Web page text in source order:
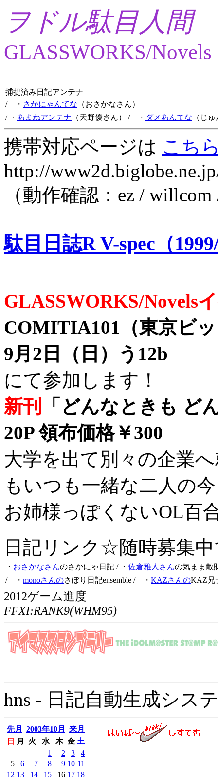
ヲドル駄目人間
GLASSWORKS/Novels
捕捉済み日記アンテナ
/ ・ さかにゃんてな （おさかなさん）
/ ・ あまねアンテナ （天野優さん） / ・ ダメあんてな （じ
携帯対応ページは こち
http://
（動作確認：ez /
駄目日誌R V-spec（
GLASSWORKS/Novels
COMITIA101（東京ビ
9月2日（日）う12b
にて参加します！
新刊
「どんなときも ど
20P 領布価格￥300
大学を出て別々の企業
もいつも一緒な二人の
お姉様っぽくないOL百
日記リンク☆随時募集
・ おさかなさんのさかにゃ日記 / ・ 佐倉雅人さんの気まま散
/ ・ monoさんのさぼり日記ensemble / ・ KAZさんのKAZ兄
2012ゲーム進度
FFXI:RANK9(WHM95)
hns - 日記自動生成シス
先月 2003年10月
来月
日
月 火 水 木 金 土
1
2 3
4
5
6 7 8 9 10 11
12 13 14 15 16 17 18